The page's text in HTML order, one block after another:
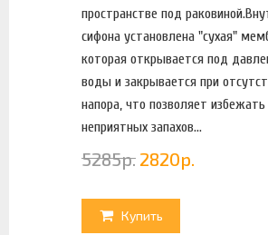
пространстве под
сифона установлена "сухая"
которая открывается под
воды и закрывается при
напора, что позволяет избежать
неприятных запахов...
5285р. 2820р.
Купить